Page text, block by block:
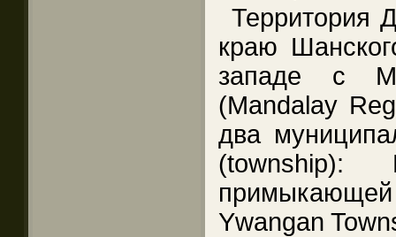
Территория
краю
западе с
(Mandalay
два
Ywangan